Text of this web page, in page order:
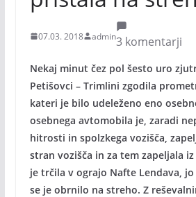
07.03. 2018 admin3 komentarji
Nekaj minut čez pol šesto uro
Petišovci – Trimlini zgodila
kateri je bilo udeleženo eno
osebnega avtomobila je, zaradi
hitrosti in spolzkega vozišča,
stran vozišča in za tem zapeljala
je trčila v ograjo Nafte Lendava,
se je obrnilo na streho. Z